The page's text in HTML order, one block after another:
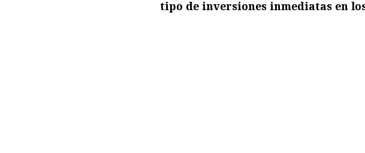
tipo de inversiones inmediatas en